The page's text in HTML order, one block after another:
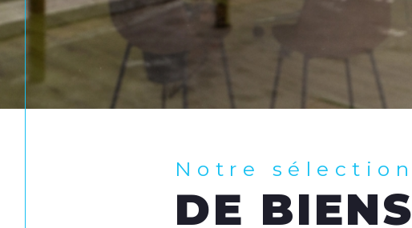
Notre sélection
DE BIENS